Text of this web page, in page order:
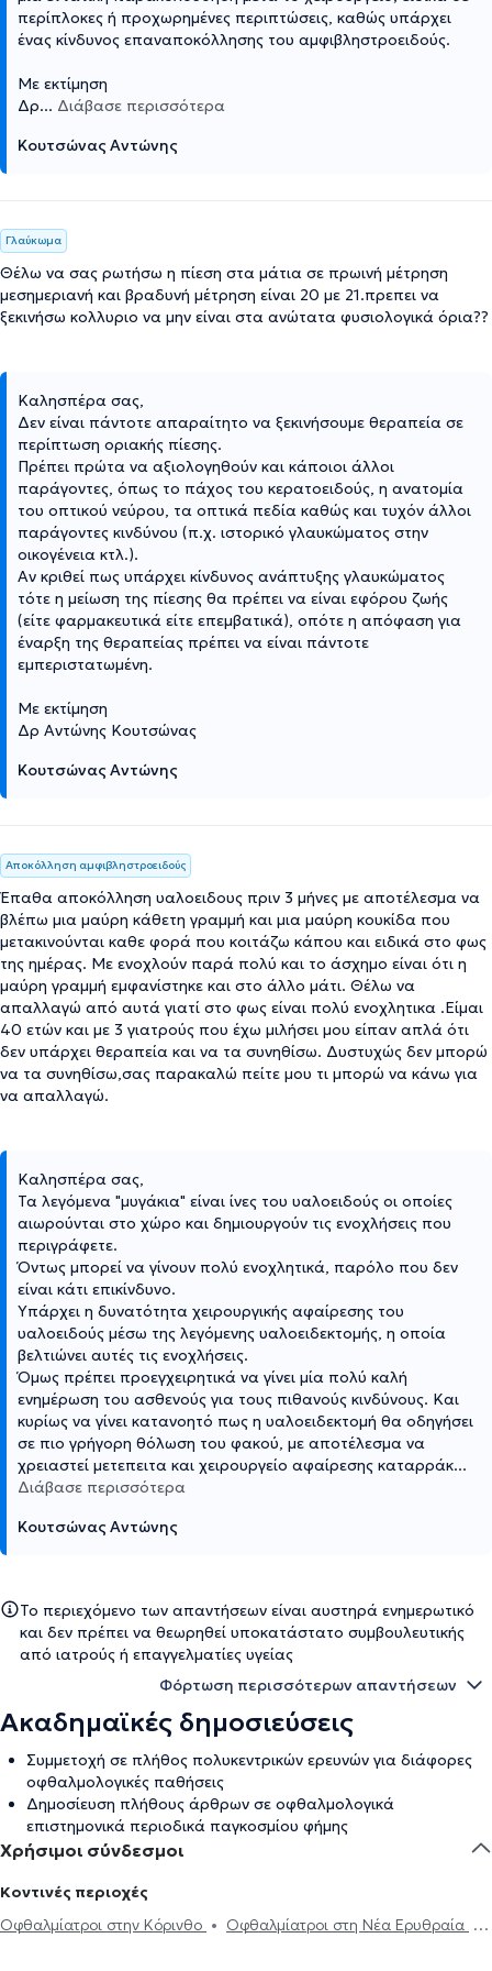
περίπλοκες ή προχωρημένες περιπτώσεις, καθώς υπάρχει
ένας κίνδυνος επαναποκόλλησης του αμφιβληστροειδούς.
Με εκτίμηση
Δρ... Διάβασε περισσότερα
Κουτσώνας Αντώνης
Γλαύκωμα
Θέλω να σας ρωτήσω η πίεση στα μάτια σε πρωινή μέτρηση
μεσημεριανή και βραδυνή μέτρηση είναι 20 με 21.πρεπει να
ξεκινήσω κολλυριο να μην είναι στα ανώτατα φυσιολογικά όρια??
Καλησπέρα σας,
Δεν είναι πάντοτε απαραίτητο να ξεκινήσουμε θεραπεία σε
περίπτωση οριακής πίεσης.
Πρέπει πρώτα να αξιολογηθούν και κάποιοι άλλοι
παράγοντες, όπως το πάχος του κερατοειδούς, η ανατομία
του οπτικού νεύρου, τα οπτικά πεδία καθώς και τυχόν άλλοι
παράγοντες κινδύνου (π.χ. ιστορικό γλαυκώματος στην
οικογένεια κτλ.).
Αν κριθεί πως υπάρχει κίνδυνος ανάπτυξης γλαυκώματος
τότε η μείωση της πίεσης θα πρέπει να είναι εφόρου ζωής
(είτε φαρμακευτικά είτε επεμβατικά), οπότε η απόφαση για
έναρξη της θεραπείας πρέπει να είναι πάντοτε
εμπεριστατωμένη.
Με εκτίμηση
Δρ Αντώνης Κουτσώνας
Κουτσώνας Αντώνης
Αποκόλληση αμφιβληστροειδούς
Έπαθα αποκόλληση υαλοειδους πριν 3 μήνες με αποτέλεσμα να
βλέπω μια μαύρη κάθετη γραμμή και μια μαύρη κουκίδα που
μετακινούνται καθε φορά που κοιτάζω κάπου και ειδικά στο φως
της ημέρας. Με ενοχλούν παρά πολύ και το άσχημο είναι ότι η
μαύρη γραμμή εμφανίστηκε και στο άλλο μάτι. Θέλω να
απαλλαγώ από αυτά γιατί στο φως είναι πολύ ενοχλητικα .Είμαι
40 ετών και με 3 γιατρούς που έχω μιλήσει μου είπαν απλά ότι
δεν υπάρχει θεραπεία και να τα συνηθίσω. Δυστυχώς δεν μπορώ
να τα συνηθίσω,σας παρακαλώ πείτε μου τι μπορώ να κάνω για
να απαλλαγώ.
Καλησπέρα σας,
Τα λεγόμενα "μυγάκια" είναι ίνες του υαλοειδούς οι οποίες
αιωρούνται στο χώρο και δημιουργούν τις ενοχλήσεις που
περιγράφετε.
Όντως μπορεί να γίνουν πολύ ενοχλητικά, παρόλο που δεν
είναι κάτι επικίνδυνο.
Υπάρχει η δυνατότητα χειρουργικής αφαίρεσης του
υαλοειδούς μέσω της λεγόμενης υαλοειδεκτομής, η οποία
βελτιώνει αυτές τις ενοχλήσεις.
Όμως πρέπει προεγχειρητικά να γίνει μία πολύ καλή
ενημέρωση του ασθενούς για τους πιθανούς κινδύνους. Και
κυρίως να γίνει κατανοητό πως η υαλοειδεκτομή θα οδηγήσει
σε πιο γρήγορη θόλωση του φακού, με αποτέλεσμα να
χρειαστεί μετεπειτα και χειρουργείο αφαίρεσης καταρράκ...
Διάβασε περισσότερα
Κουτσώνας Αντώνης
Το περιεχόμενο των απαντήσεων είναι αυστηρά ενημερωτικό
και δεν πρέπει να θεωρηθεί υποκατάστατο συμβουλευτικής
από ιατρούς ή επαγγελματίες υγείας
Φόρτωση περισσότερων απαντήσεων
Ακαδημαϊκές δημοσιεύσεις
Συμμετοχή σε πλήθος πολυκεντρικών ερευνών για διάφορες
οφθαλμολογικές παθήσεις
Δημοσίευση πλήθους άρθρων σε οφθαλμολογικά
επιστημονικά περιοδικά παγκοσμίου φήμης
Χρήσιμοι σύνδεσμοι
Κοντινές περιοχές
Οφθαλμίατροι στην Κόρινθο
Οφθαλμίατροι στη Νέα Ερυθραία